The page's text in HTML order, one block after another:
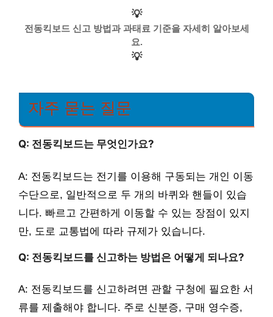
💡
전동킥보드 신고 방법과 과태료 기준을 자세히 알아보세
요.
💡
자주 묻는 질문
Q: 전동킥보드는 무엇인가요?
A: 전동킥보드는 전기를 이용해 구동되는 개인 이동
수단으로, 일반적으로 두 개의 바퀴와 핸들이 있습
니다. 빠르고 간편하게 이동할 수 있는 장점이 있지
만, 도로 교통법에 따라 규제가 있습니다.
Q: 전동킥보드를 신고하는 방법은 어떻게 되나요?
A: 전동킥보드를 신고하려면 관할 구청에 필요한 서
류를 제출해야 합니다. 주로 신분증, 구매 영수증,